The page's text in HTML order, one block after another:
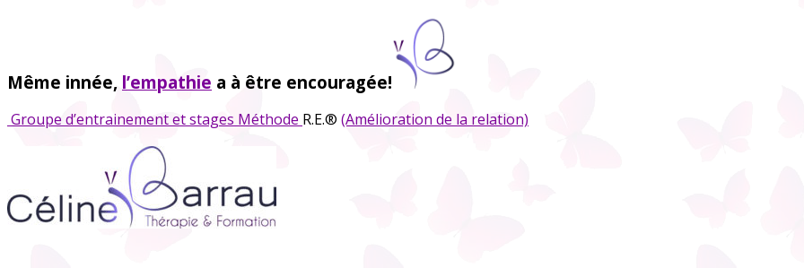
Même innée, l’empathie a à être encouragée!
Groupe d’entrainement et stages Méthode R.E.® (Amélioration de la relation)